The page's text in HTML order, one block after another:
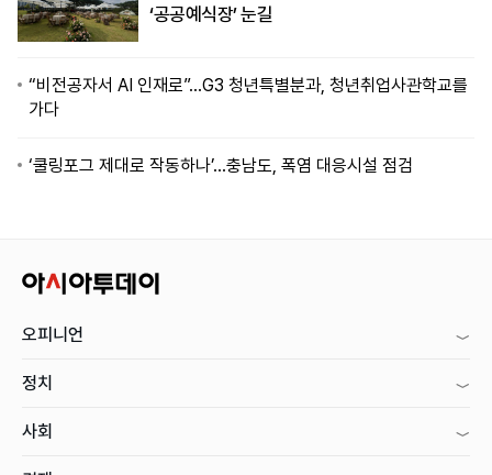
‘공공예식장’ 눈길
“비전공자서 AI 인재로”…G3 청년특별분과, 청년취업사관학교를
가다
‘쿨링포그 제대로 작동하나’…충남도, 폭염 대응시설 점검
오피니언
정치
사회